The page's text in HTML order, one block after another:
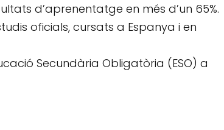
d’aprenentatge en més d’un 65%.
oficials, cursats a Espanya i en
Secundària Obligatòria (ESO) a